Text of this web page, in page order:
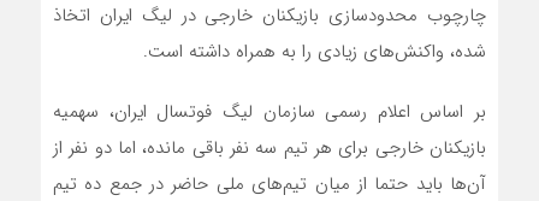
چارچوب محدودسازی بازیکنان خارجی در لیگ ایران اتخاذ
شده، واکنش‌های زیادی را به همراه داشته است.
بر اساس اعلام رسمی سازمان لیگ فوتسال ایران، سهمیه
بازیکنان خارجی برای هر تیم سه نفر باقی مانده، اما دو نفر از
آن‌ها باید حتما از میان تیم‌های ملی حاضر در جمع ده تیم